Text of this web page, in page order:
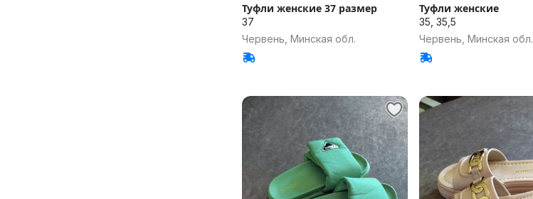
Туфли женские 37 размер
37
Червень, Минская обл.
Туфли женские
35, 35,5
Червень, Минская обл.